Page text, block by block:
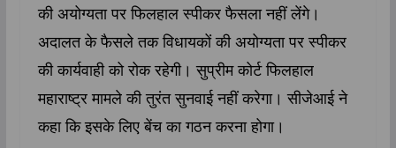
की अयोग्यता पर फिलहाल स्पीकर फैसला नहीं लेंगे।
अदालत के फैसले तक विधायकों की अयोग्यता पर स्पीकर
की कार्यवाही को रोक रहेगी। सुप्रीम कोर्ट फिलहाल
महाराष्ट्र मामले की तुरंत सुनवाई नहीं करेगा। सीजेआई ने
कहा कि इसके लिए बेंच का गठन करना होगा।